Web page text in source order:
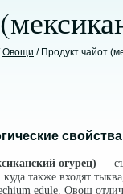
Овощи / Продукт чайот
свойства
огурец) —
также входят
edule. Овощ